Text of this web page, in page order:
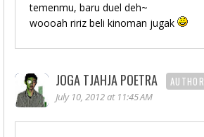
temenmu, baru duel deh~
woooah ririz beli kinoman jugak
JOGA TJAHJA POETRA AUTHOR
July 10, 2012 at 11:45 AM